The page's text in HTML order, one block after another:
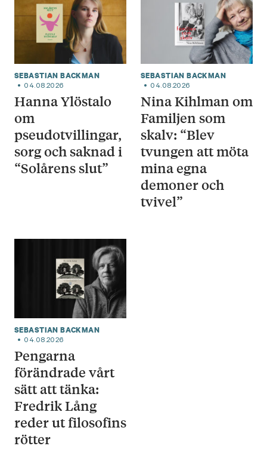
SEBASTIAN BACKMAN
04.08.2026
Hanna Ylöstalo
om
pseudotvillingar,
sorg och saknad i
“Solårens slut”
SEBASTIAN BACKMAN
04.08.2026
Nina Kihlman om
Familjen som
skalv: “Blev
tvungen att möta
mina egna
demoner och
tvivel”
SEBASTIAN BACKMAN
04.08.2026
Pengarna
förändrade vårt
sätt att tänka:
Fredrik Lång
reder ut filosofins
rötter